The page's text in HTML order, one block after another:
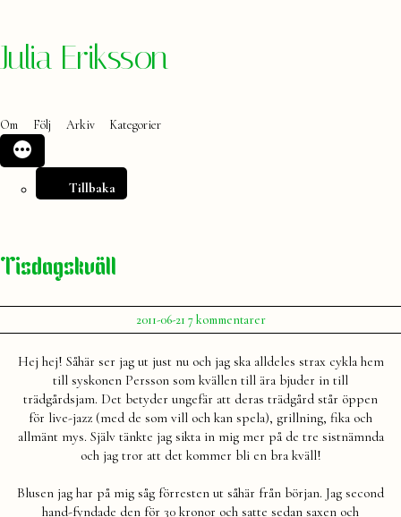
Hoppa
Julia Eriksson
Om Följ Arkiv Kategorier
Tillbaka
Tisdagskväll
Publicerat
av
Julia
2011-06-21 7 kommentarertill
Tisdagskväll
Hej hej! Såhär ser jag ut just nu och jag ska alldeles strax cykla hem
till syskonen Persson som kvällen till ära bjuder in till
trädgårdsjam. Det betyder ungefär att deras trädgård står öppen
för live-jazz (med de som vill och kan spela), grillning, fika och
allmänt mys. Själv tänkte jag sikta in mig mer på de tre sistnämnda
och jag tror att det kommer bli en bra kväll!
Blusen jag har på mig såg förresten ut såhär från början. Jag second
hand-fyndade den för 30 kronor och satte sedan saxen och